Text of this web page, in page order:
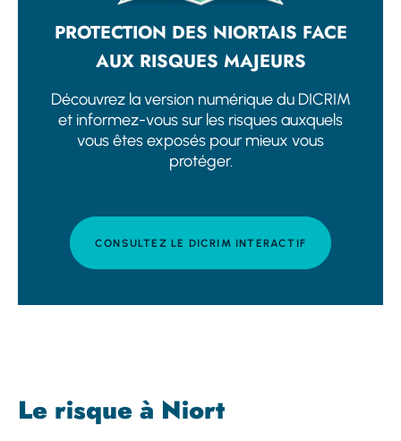
PROTECTION DES NIORTAIS FACE
AUX RISQUES MAJEURS
Découvrez la version numérique du DICRIM
et informez-vous sur les risques auxquels
vous êtes exposés pour mieux vous
protéger.
CONSULTEZ LE DICRIM INTERACTIF
Le risque à Niort